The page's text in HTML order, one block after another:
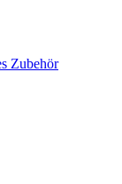
Zubehör